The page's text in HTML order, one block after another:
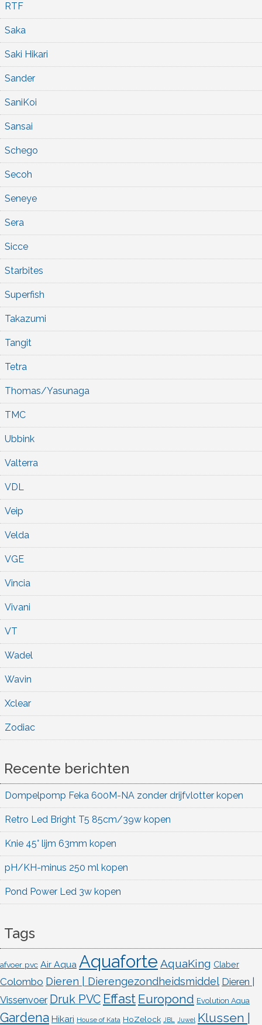
RTF
Saka
Saki Hikari
Sander
SaniKoi
Sansai
Schego
Secoh
Seneye
Sera
Sicce
Starbites
Superfish
Takazumi
Tangit
Tetra
Thomas/Yasunaga
TMC
Ubbink
Valterra
VDL
Veip
Velda
VGE
Vincia
Vivani
VT
Wadel
Wavin
Xclear
Zodiac
Recente berichten
Dompelpomp Feka 600M-NA zonder drijfvlotter kopen
Retro Led Bright T5 85cm/39w kopen
Knie 45° lijm 63mm kopen
pH/KH-minus 250 ml kopen
Pond Power Led 3w kopen
Tags
afvoer pvc Air Aqua Aquaforte AquaKing Claber
Colombo Dieren | Dierengezondheidsmiddel Dieren |
Vissenvoer Druk PVC Effast Europond Evolution Aqua
Gardena Hikari House of Kata HoZelock JBL Juwel Klussen |